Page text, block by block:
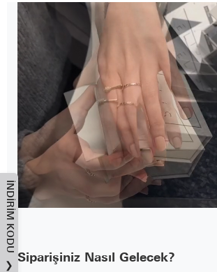
Siparişiniz Nasıl Gelecek?
İNDIRIM KODU
❯